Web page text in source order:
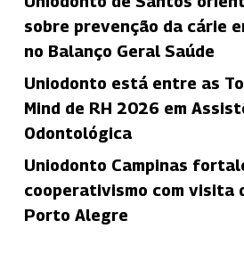
sobre prevenção da cárie
no Balanço Geral Saúde
Uniodonto está entre as
Mind de RH 2026 em
Odontológica
Uniodonto Campinas
cooperativismo com visita
Porto Alegre